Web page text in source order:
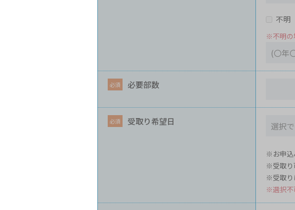
不明
※不明の
必要部数
受取り希望日
※お申込
※受取り
※受取り
※選択不